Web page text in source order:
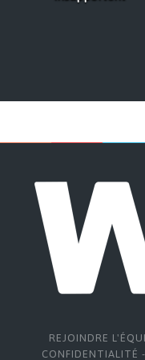
REJOINDRE
CONFIDENTIALITÉ -